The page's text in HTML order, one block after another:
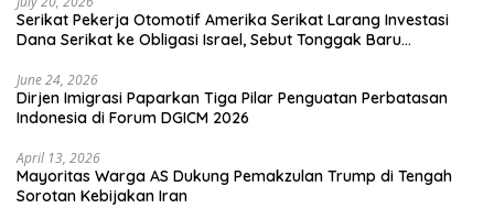
Serikat Pekerja Otomotif Amerika Serikat Larang Investasi
Dana Serikat ke Obligasi Israel, Sebut Tonggak Baru
June 24, 2026
Dirjen Imigrasi Paparkan Tiga Pilar Penguatan Perbatasan
Indonesia di Forum DGICM 2026
April 13, 2026
Mayoritas Warga AS Dukung Pemakzulan Trump di Tengah
Sorotan Kebijakan Iran